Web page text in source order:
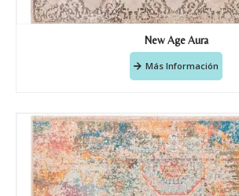
New Age Aura
Más Información
Correo electronico
Tu mensaje.